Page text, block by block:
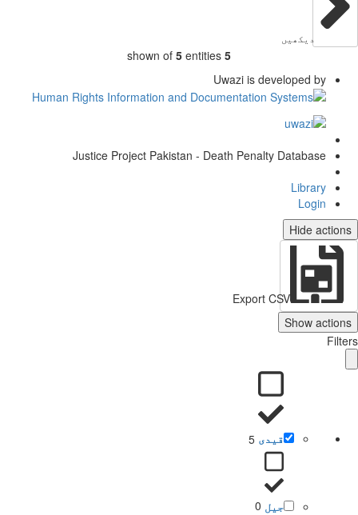
دیکھیں
shown of 5 entities
Uwazi is developed by
Justice Project Pakistan - Death Penalty Database
Library
Login
Hide
Export CSV
Show
قیدی 5
جیل 0